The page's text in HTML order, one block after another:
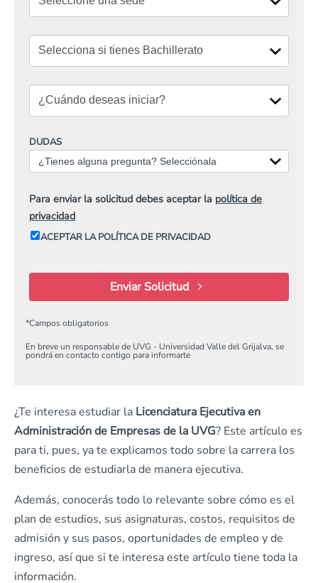
DUDAS
¿Tienes alguna pregunta? Selecciónala
Para enviar la solicitud debes aceptar la política de
privacidad
ACEPTAR LA POLÍTICA DE PRIVACIDAD
Enviar Solicitud
*Campos obligatorios
En breve un responsable de UVG - Universidad Valle del Grijalva, se
pondrá en contacto contigo para informarte
¿Te interesa estudiar la Licenciatura Ejecutiva en
Administración de Empresas de la UVG? Este artículo es
para ti, pues, ya te explicamos todo sobre la carrera los
beneficios de estudiarla de manera ejecutiva.
Además, conocerás todo lo relevante sobre cómo es el
plan de estudios, sus asignaturas, costos, requisitos de
admisión y sus pasos, oportunidades de empleo y de
ingreso, así que si te interesa este artículo tiene toda la
información.